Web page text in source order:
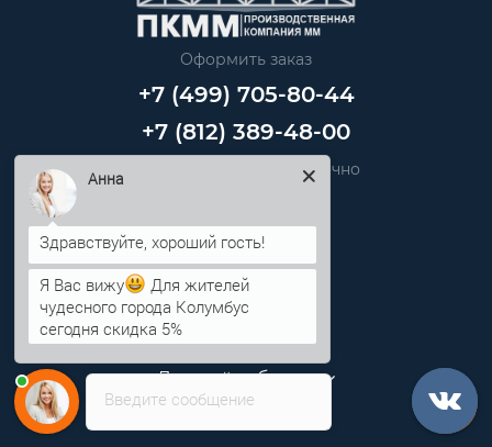
Оформить заказ
+7 (499) 705-80-44
+7 (812) 389-48-00
Звоните нам круглосуточно
Информация
Личный кабинет
Введите сообщение
Анна
Я Вас вижу
Для жителей
чудесного города Колумбус
сегодня скидка 5%